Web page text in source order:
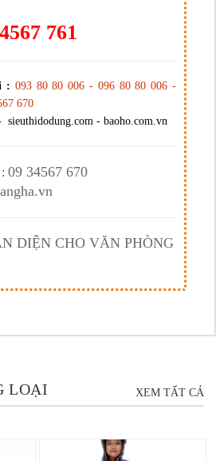
761
: 093 80 80 006 - 096 80 80 006 -
670
sieuthidodung.com - baoho.com.vn
09 34567 670
DIỆN CHO VĂN PHÒNG
LOẠI XEM TẤT CẢ